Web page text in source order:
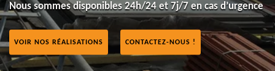
Nous sommes disponibles 24h/24 et 7j/7 en cas d’urgence
VOIR NOS RÉALISATIONS CONTACTEZ-NOUS !